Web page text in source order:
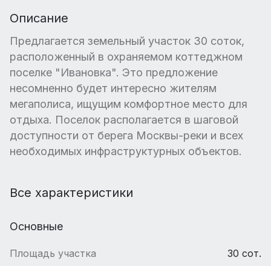
Описание
Предлагается земельный участок 30 соток,
расположенный в охраняемом коттеджном
поселке "Ивановка". Это предложение
несомненно будет интересно жителям
мегаполиса, ищущим комфортное место для
отдыха. Поселок располагается в шаговой
доступности от берега Москвы-реки и всех
необходимых инфраструктурных объектов.
Все характеристики
Основные
Площадь участка
30 сот.